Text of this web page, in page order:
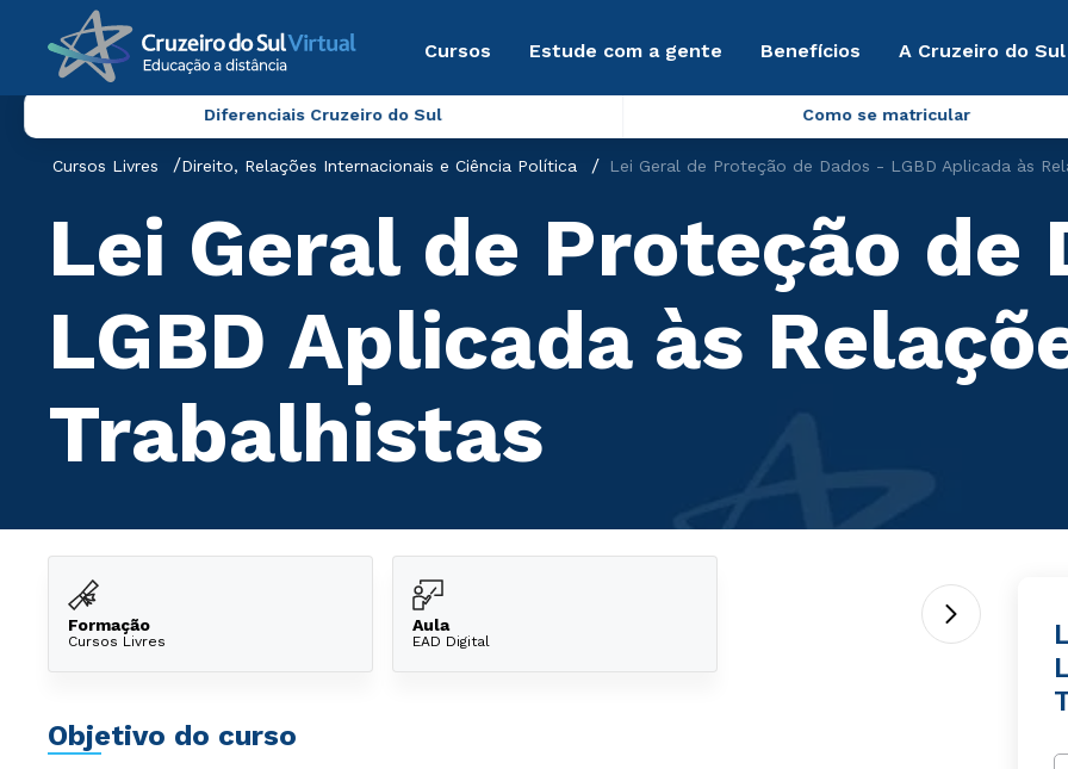
Cursos Estude com a gente Benefícios A Cruzeiro do
Diferenciais Cruzeiro do Sul Como se matricular
Cursos Livres Direito, Relações Internacionais e Ciência Política Lei Geral de Proteção de Dados - LGBD Aplicada às
Lei Geral de Proteção de
LGBD Aplicada às
Trabalhistas
Formação
Cursos Livres
Aula
EAD Digital
Objetivo do curso